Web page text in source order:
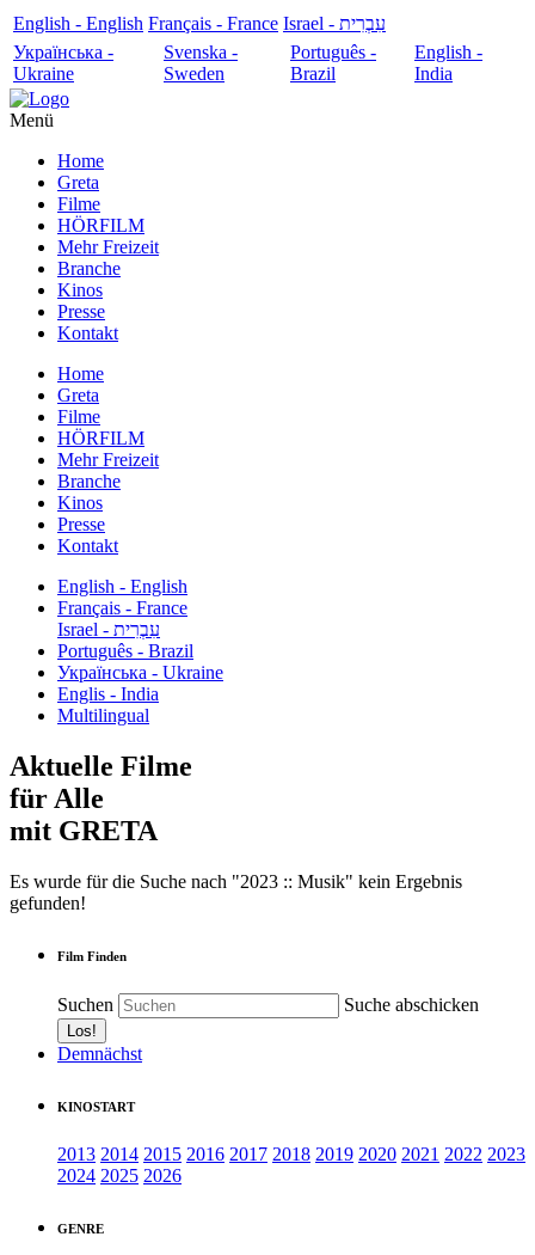
English - English Français - France
עִבְרִית - Israel
Українська -
Ukraine
Svenska -
Sweden
Português -
Brazil
English -
India
Menü
Home
Greta
Filme
HÖRFILM
Mehr Freizeit
Branche
Kinos
Presse
Kontakt
Home
Greta
Filme
HÖRFILM
Mehr Freizeit
Branche
Kinos
Presse
Kontakt
English - English
Français - France
עִבְרִית - Israel
Português - Brazil
Українська - Ukraine
Englis - India
Multilingual
Aktuelle Filme
für Alle
mit GRETA
Es wurde für die Suche nach "2023 :: Musik" kein Ergebnis
gefunden!
Film Finden
Suchen Suche abschicken
Demnächst
KINOSTART
2013 2014 2015 2016 2017 2018 2019 2020 2021 2022 2023
2024 2025 2026
GENRE